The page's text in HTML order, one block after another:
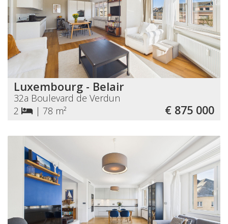
Luxembourg - Belair
32a Boulevard de Verdun
2
| 78 m² € 875 000